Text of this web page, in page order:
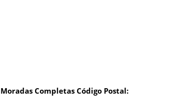
Moradas Completas Código Postal: